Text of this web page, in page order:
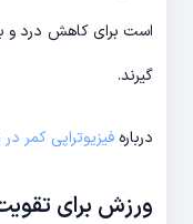
است برای کاهش درد و
گیرند.
درباره فیزیوتراپی کمر
ورزش برای